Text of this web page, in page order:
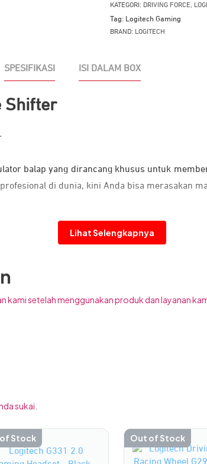
KATEGORI: DRIVING FORCE,
Tag: Logitech Gaming
BRAND: LOGITECH
SPESIFIKASI ISI DALAM BOX
Shifter
balap yang dirancang khusus untuk
di dunia, kini Anda bisa merasakan
Lihat Selengkapnya
kami setelah menggunakan produk dan layanan
sukai.
Stock Out of Stock